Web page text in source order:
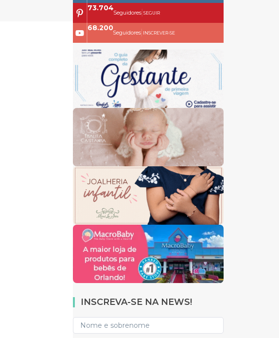
73.704
Seguidores| SEGUIR
68.200
Seguidores| INSCREVER-SE
INSCREVA-SE NA NEWS!